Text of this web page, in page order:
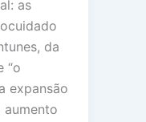
as
da
“o
expansão
aumento